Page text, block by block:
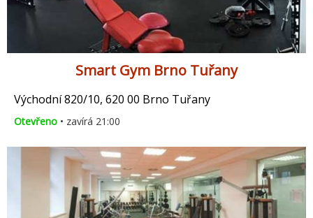
Smart Gym Brno Tuřany
Východní 820/10, 620 00 Brno Tuřany
Otevřeno • zavírá 21:00